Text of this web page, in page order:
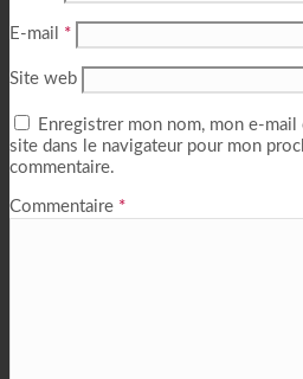
E-mail *
Site web
Enregistrer mon nom, mon e-mail
site dans le navigateur pour mon
commentaire.
Commentaire *